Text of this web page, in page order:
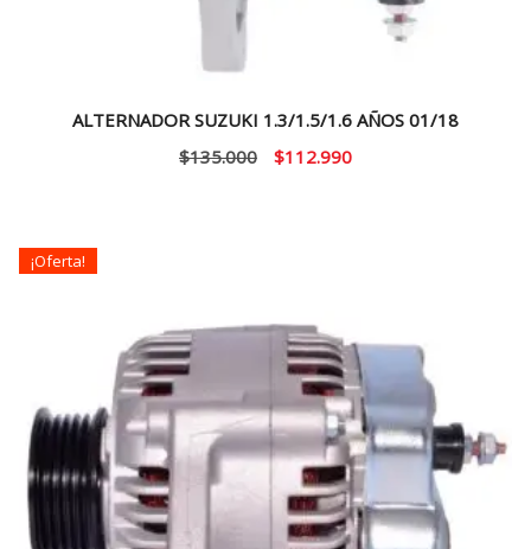
ALTERNADOR SUZUKI 1.3/1.5/1.6 AÑOS 01/18
$135.000
El
$112.990El
¡Oferta!